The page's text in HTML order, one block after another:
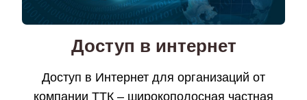
Доступ в интернет
Доступ в Интернет для организаций от
компании ТТК – широкополосная частная